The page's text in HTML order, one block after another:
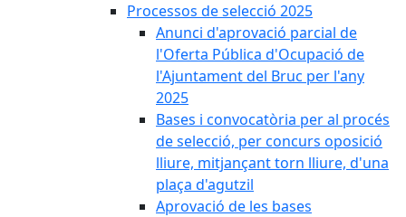
Processos de selecció 2025
Anunci d'aprovació parcial de
l'Oferta Pública d'Ocupació de
l'Ajuntament del Bruc per l'any
2025
Bases i convocatòria per al procés
de selecció, per concurs oposició
lliure, mitjançant torn lliure, d'una
plaça d'agutzil
Aprovació de les bases